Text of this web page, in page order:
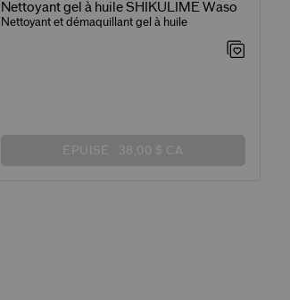
Nettoyant gel à huile SHIKULIME Waso
Nettoyant et démaquillant gel à huile
ÉPUISÉ 38,00 $ CA